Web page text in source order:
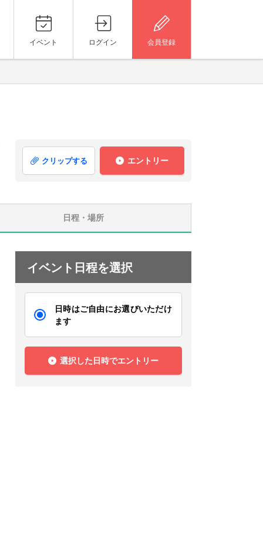
イベント ログイン 会員登録
クリップする エントリー
日程・場所
イベント日程を選択
日時はご自由にお選びいただけ
ます
選択した日時でエントリー